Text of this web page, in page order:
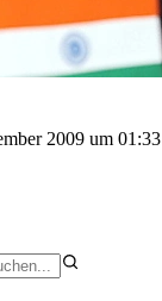
2009 um 01:33